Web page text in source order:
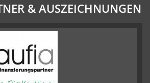
& AUSZEICHNUNGEN